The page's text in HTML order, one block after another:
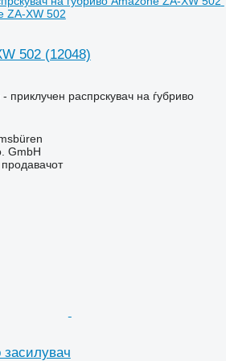
ZA-XW 502
502 (12048)
приклучен распрскувач на ѓубриво
GmbH
продавачот
засилувач